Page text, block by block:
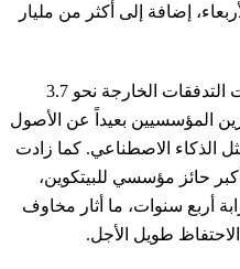
إضافة إلى أكثر من مليار
وخلال الأسابيع الثلاثة الماضية، بلغت التدفقات الخارجة نحو 3.7
المؤسسيين بعيداً عن الأصول
الذكاء الاصطناعي. كما زادت
حائز مؤسسي للبيتكوين،
أربع سنوات، ما أثار مخاوف
طويل الأجل.